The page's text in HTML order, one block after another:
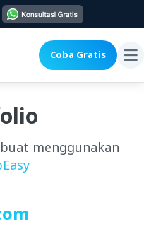
Coba Gratis
menggunakan